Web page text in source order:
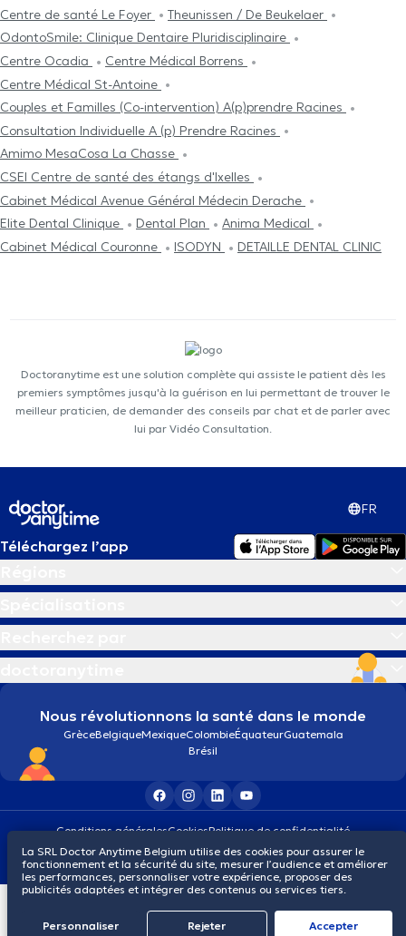
Centre de santé Le Foyer
Theunissen / De Beukelaer
OdontoSmile: Clinique Dentaire Pluridisciplinaire
Centre Ocadia
Centre Médical Borrens
Centre Médical St-Antoine
Couples et Familles (Co-intervention) A(p)prendre Racines
Consultation Individuelle A (p) Prendre Racines
Amimo MesaCosa La Chasse
CSEI Centre de santé des étangs d'Ixelles
Cabinet Médical Avenue Général Médecin Derache
Elite Dental Clinique
Dental Plan
Anima Medical
Cabinet Médical Couronne
ISODYN DETAILLE DENTAL CLINIC
Doctoranytime est une solution complète qui assiste le patient dès les
premiers symptômes jusqu'à la guérison en lui permettant de trouver le
meilleur praticien, de demander des conseils par chat et de parler avec
lui par Vidéo Consultation.
FR
Téléchargez l’app
Nous révolutionnons la santé dans le monde
GrèceBelgiqueMexiqueColombieÉquateurGuatemala
Brésil
Conditions généralesCookiesPolitique de confidentialité
© 2026 doctoranytime
La SRL Doctor Anytime Belgium utilise des cookies pour assurer le
fonctionnement et la sécurité du site, mesurer l’audience et améliorer
les performances, personnaliser votre expérience, proposer des
publicités adaptées et intégrer des contenus ou services tiers.
Personnaliser Rejeter Αccepter